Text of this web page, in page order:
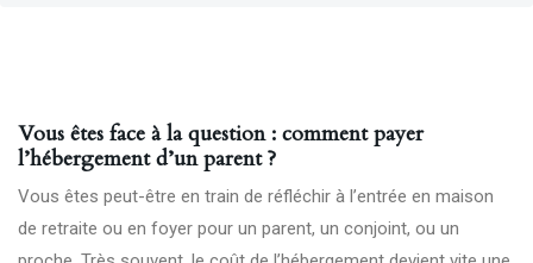
Vous êtes face à la question : comment payer
l’hébergement d’un parent ?
Vous êtes peut-être en train de réfléchir à l’entrée en maison
de retraite ou en foyer pour un parent, un conjoint, ou un